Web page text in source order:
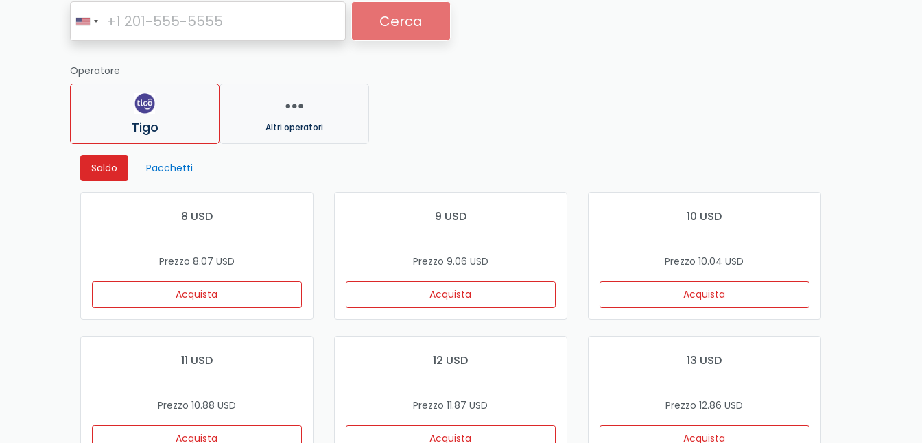
Cerca
Operatore
Tigo Altri operatori
Saldo Pacchetti
8 USD
Prezzo 8.07 USD
Acquista
9 USD
Prezzo 9.06 USD
Acquista
10 USD
Prezzo 10.04 USD
Acquista
11 USD
Prezzo 10.88 USD
Acquista
12 USD
Prezzo 11.87 USD
Acquista
13 USD
Prezzo 12.86 USD
Acquista